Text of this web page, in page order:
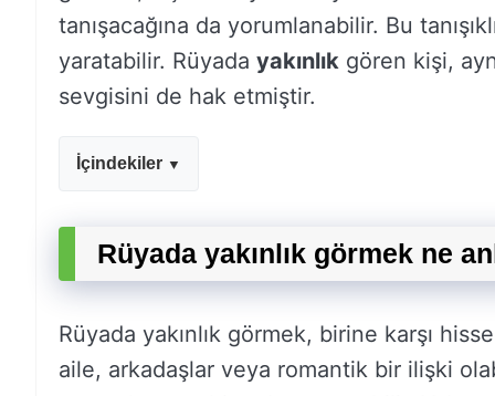
tanışacağına da yorumlanabilir. Bu
yaratabilir. Rüyada yakınlık gören kişi,
sevgisini de hak etmiştir.
İçindekiler
Rüyada yakınlık görmek ne
Rüyada yakınlık görmek, birine karşı
aile, arkadaşlar veya romantik bir ilişki